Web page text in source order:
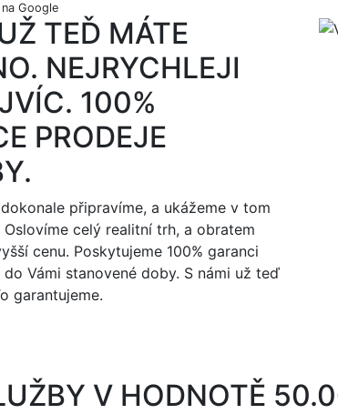
Google
TEĎ MÁTE
NEJRYCHLEJI
100%
PRODEJE
připravíme, a ukážeme v tom
Oslovíme celý realitní trh, a obratem
cenu. Poskytujeme 100% garanci
Vámi stanovené doby. S námi už teď
garantujeme.
V HODNOTĚ